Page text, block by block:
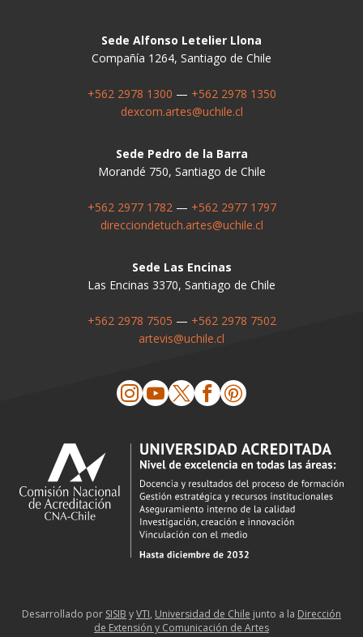
Sede Alfonso Letelier Llona
Compañía 1264, Santiago de Chile
+562 2978 1300 — +562 2978 1350
dexcom.artes@uchile.cl
Sede Pedro de la Barra
Morandé 750, Santiago de Chile
+562 2977 1782— +562 2977 1797
direcciondetuch.artes@uchile.cl
Sede Las Encinas
Las Encinas 3370, Santiago de Chile
+562 2978 7505 — +562 2978 7502
artevis@uchile.cl
Desarrollado por SISIB yVTI, Universidad de Chile junto a la Dirección
de Extensión y Comunicación de Artes